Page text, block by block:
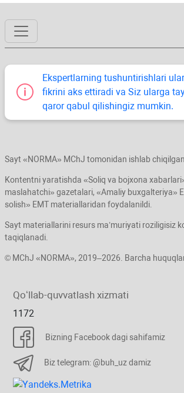
Ekspertlarning tushuntirishlari
fikrini aks ettiradi va Siz ularga
qaror qabul qilishingiz mumkin.
Sayt «NORMA» MChJ tomonidan ishlab chiqilgan.
Kontentni yaratishda «Soliq va bojхona
maslahatchi» gazetalari, «Amaliy buхgalteriya»
solish» EMT materiallaridan foydalanildi.
Sayt materiallarini resurs ma’muriyati roziligisiz
taqiqlanadi.
© MChJ «NORMA», 2019–2026. Barcha
Qoʻllab-quvvatlash хizmati
1172
Bizning Facebook dagi sahifamiz
Biz telegram: @buh_uz damiz